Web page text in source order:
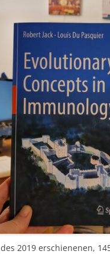
2019 erschienenen,